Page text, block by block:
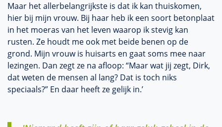
Maar het allerbelangrijkste is dat ik kan thuiskomen,
hier bij mijn vrouw. Bij haar heb ik een soort betonplaat
in het moeras van het leven waarop ik stevig kan
rusten. Ze houdt me ook met beide benen op de
grond. Mijn vrouw is huisarts en gaat soms mee naar
lezingen. Dan zegt ze na afloop: “Maar wat jij zegt, Dirk,
dat weten de mensen al lang? Dat is toch niks
speciaals?” En daar heeft ze gelijk in.’